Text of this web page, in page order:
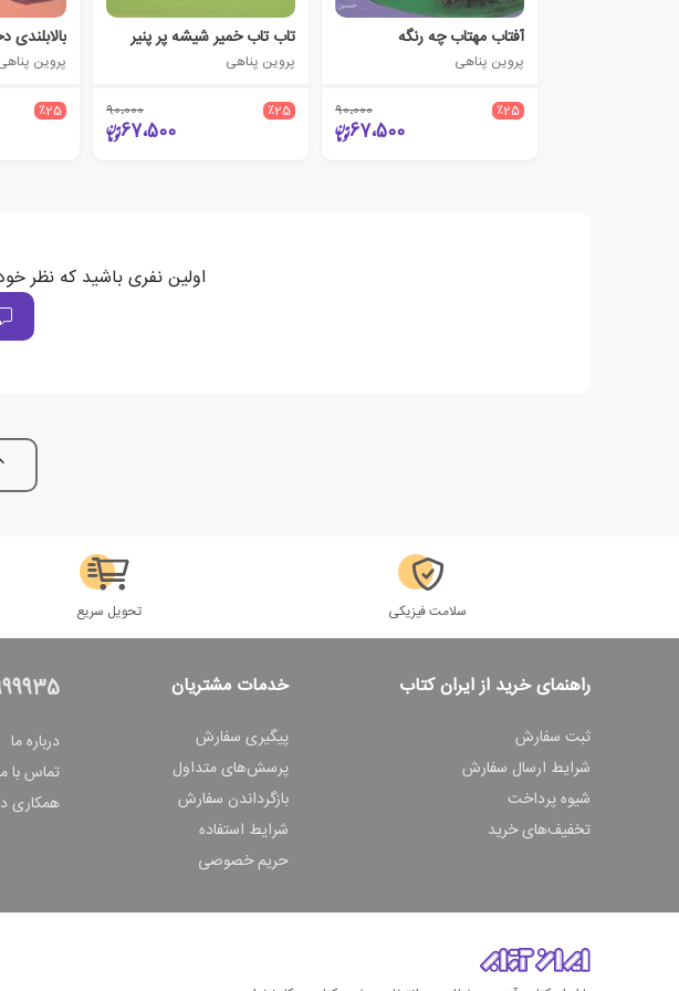
آفتاب مهتاب چه رنگه
پروین پناهی
٪25 90،000
67،500
تاب تاب خمیر شیشه پر پنیر
پروین پناهی
٪25 90،000
67،500
پروین
٪25
اولین نفری باشید که نظر
سلامت فیزیکی تحویل سریع
راهنمای خرید از ایران کتاب
ثبت سفارش
شرایط ارسال سفارش
شیوه پرداخت
تخفیف‌های خرید
خدمات مشتریان
پیگیری سفارش
پرسش‌های متداول
بازگرداندن سفارش
شرایط استفاده
حریم خصوصی
درباره ما
تماس با
همکاری